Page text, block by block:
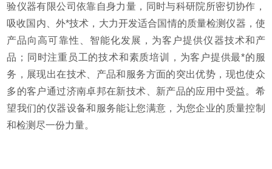
验仪器有限公司依靠自身力量，同时与科研院所密切协作，
吸收国内、外*技术，大力开发适合国情的质量检测仪器，使
产品向高可靠性、智能化发展，为客户提供仪器技术和产
品；同时注重员工的技术和素质培训，为客户提供最*的服
务，展现出在技术、产品和服务方面的突出优势，现也使众
多的客户通过济南卓邦在新技术、新产品的应用中受益。希
望我们的仪器设备和服务能让您满意，为您企业的质量控制
和检测尽一份力量。